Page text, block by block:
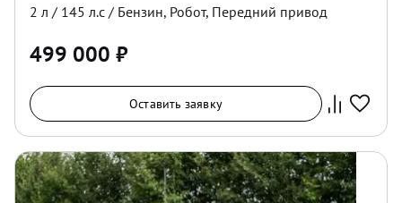
2 л / 145 л.с / Бензин, Робот, Передний привод
499 000 ₽
Оставить заявку